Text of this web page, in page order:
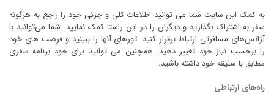
به کمک این سایت شما می توانید اطلاعات کلی و جزئی خود را راجع به هرگونه
سفر به اشتراک بگذارید و دیگران را در این راستا کمک نمایید. شما می‌توانید با
آژانس‌های مسافرتی ارتباط برقرار کنید. تورهای آنها را ببینید و فرصت های خود
را برحسب نیاز خود تغییر دهید. همچنین می توانید برای خود برنامه سفری
مطابق با سلیقه خود داشته باشید.
راه‌های ارتباطی